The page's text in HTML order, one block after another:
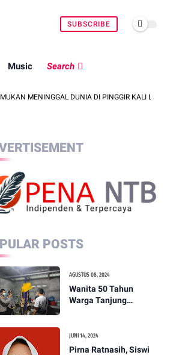
SUBSCRIBE
Music Search
DUNIA DI PINGGIR KALI LEMBAR SAAT
POSTS
AGUSTUS 08, 2024
Wanita 50 Tahun
Warga Tanjung
JUNI 14, 2024
Pirna Ratnasih, Siswi